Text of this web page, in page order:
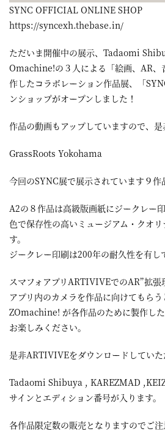
SYNC OFFICIAL ONLINE SHOP
https://syncexh.thebase.in/
ただいま開催中の展示、Tadaomi
Omachine!の３人による「絵画、AR、
作したコラボレーション作品展、「
ンショップがオープンしました！
作品の動画もアップしていますので、
GrassRoots Yokohama
今回のSYNC展で展示されています９作
A2の８作品は高級版画紙にジークレー
色で保存性の高いミュージアム・クオ
す。
ジークレー印刷は200年の耐久性を有し
スマフォアプリARTIVIVEでのAR”拡張
アプリ内のカメラを作品に向けてもら
ZOmachine! が各作品のために製作し
お楽しみください。
是非ARTIVIVEをダウンロードしていた
Tadaomi Shibuya , KAREZMAD
サインとエディション番号が入ります。
各作品限定数の販売となりますのでご注